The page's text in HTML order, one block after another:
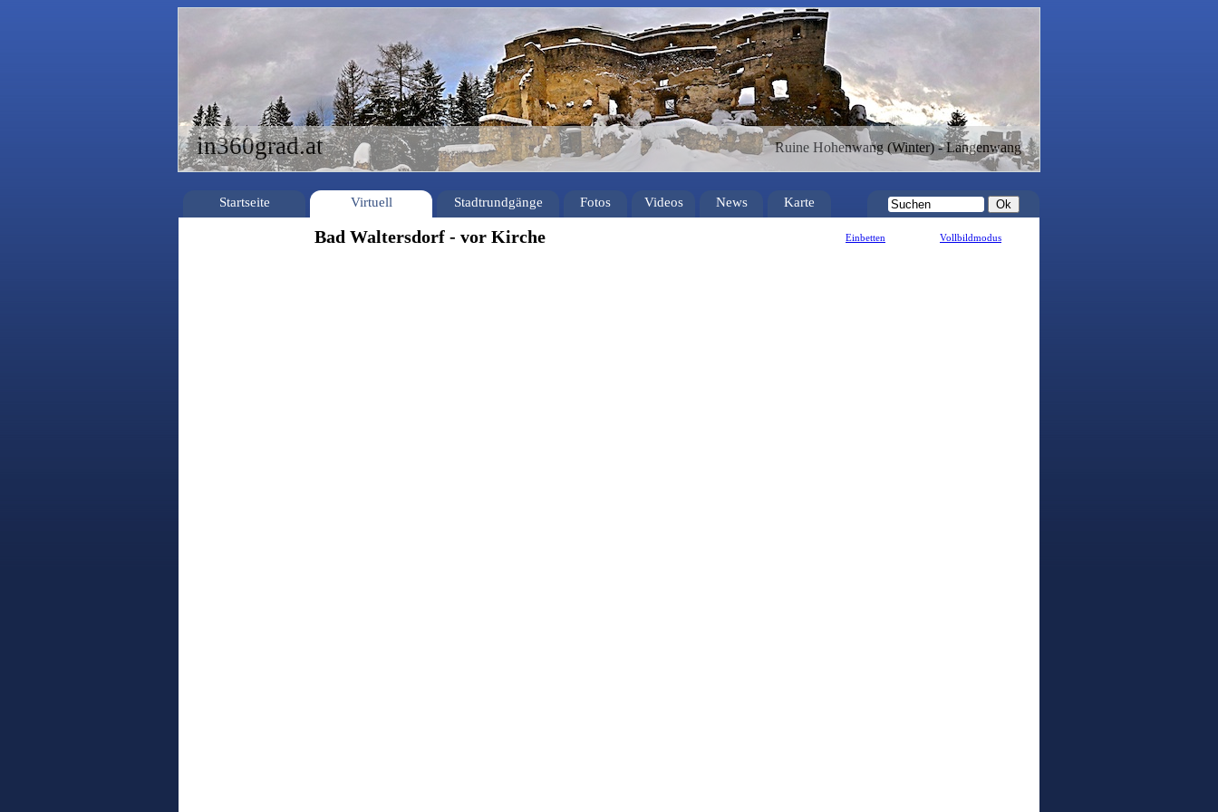
in360grad.at Ruine Hohenwang (Winter) - Langenwang
Startseite Virtuell Stadtrundgänge Fotos Videos News Karte
Bad Waltersdorf - vor Kirche Einbetten Vollbildmodus